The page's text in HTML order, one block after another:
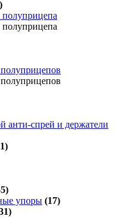
полуприцепа
полуприцепа
анти-спрей и держатели
упоры (17)